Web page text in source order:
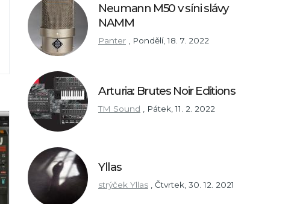
Neumann M50 v síni slávy
NAMM
Panter Pondělí, 18. 7. 2022
Arturia: Brutes Noir Editions
TM Sound Pátek, 11. 2. 2022
Yllas
strýček Yllas Čtvrtek, 30. 12. 2021